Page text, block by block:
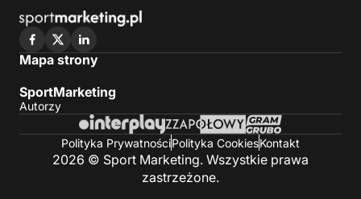
Mapa strony
SportMarketing
Autorzy
Polityka PrywatnościPolityka CookiesKontakt
2026 © Sport Marketing. Wszystkie prawa
zastrzeżone.